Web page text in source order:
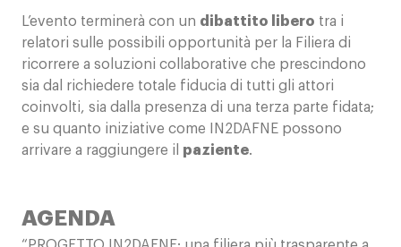
L’evento terminerà con un dibattito libero tra i
relatori sulle possibili opportunità per la Filiera di
ricorrere a soluzioni collaborative che prescindono
sia dal richiedere totale fiducia di tutti gli attori
coinvolti, sia dalla presenza di una terza parte fidata;
e su quanto iniziative come IN2DAFNE possono
arrivare a raggiungere il paziente.
AGENDA